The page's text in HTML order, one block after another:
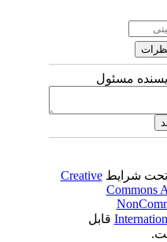
مسئول
تحت شرایطCreative
قابل